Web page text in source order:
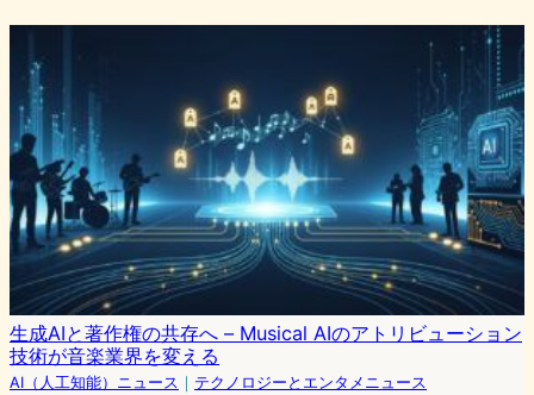
生成AIと著作権の共存へ – Musical AIのアトリビューション
技術が音楽業界を変える
AI（人工知能）ニュース ｜ テクノロジーとエンタメニュース